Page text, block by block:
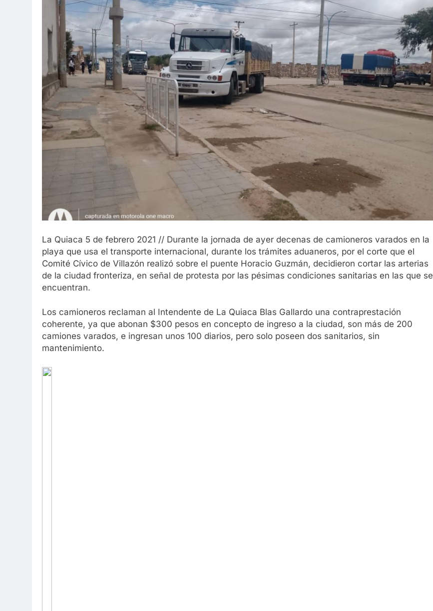
La Quiaca 5 de febrero 2021 // Durante la jornada de ayer decenas de camioneros varados en la
playa que usa el transporte internacional, durante los trámites aduaneros, por el corte que el
Comité Cívico de Villazón realizó sobre el puente Horacio Guzmán, decidieron cortar las arterias
de la ciudad fronteriza, en señal de protesta por las pésimas condiciones sanitarias en las que se
encuentran.
Los camioneros reclaman al Intendente de La Quiaca Blas Gallardo una contraprestación
coherente, ya que abonan $300 pesos en concepto de ingreso a la ciudad, son más de 200
camiones varados, e ingresan unos 100 diarios, pero solo poseen dos sanitarios, sin
mantenimiento.